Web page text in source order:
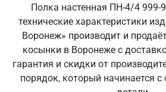
Полка настенная ПН-4/4 999-
технические характеристики
Воронеж» производит и
косынки в Воронеже с
гарантия и скидки от
порядок, который начинается